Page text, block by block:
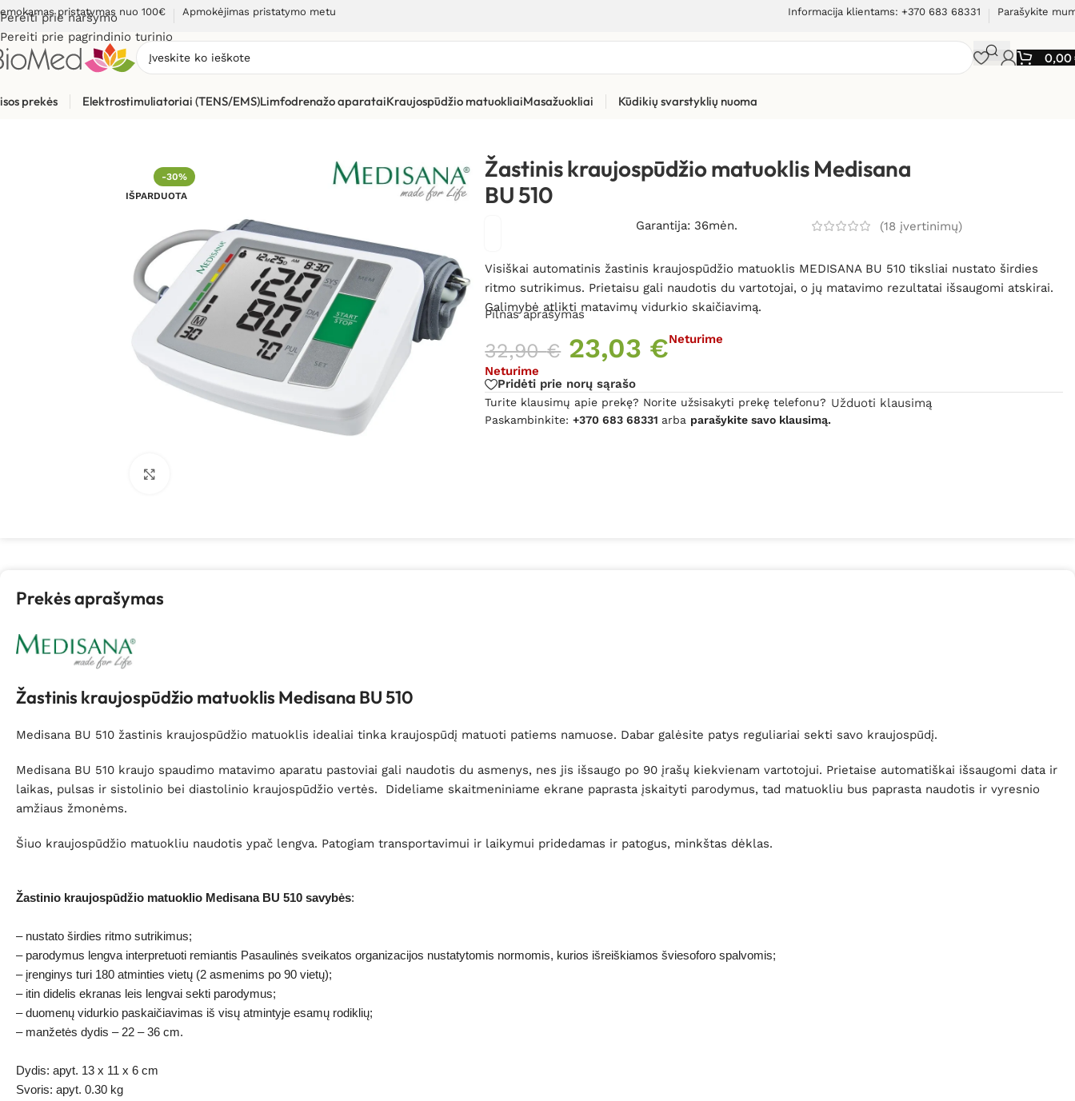
Pereiti prie naršymo
Pereiti prie pagrindinio turinio
pristatymas nuo 100€ Apmokėjimas pristatymo metu Informacija klientams: +370 683 68331 Parašykite
0,00
prekės Elektrostimuliatoriai (TENS/EMS)Limfodrenažo aparataiKraujospūdžio matuokliaiMasažuokliai Kūdikių svarstyklių nuoma
Sveikatos priežiūrai Žastinis kraujospūdžio matuoklis Medisana BU 510
-30%
IŠPARDUOTA
Žastinis kraujospūdžio matuoklis Medisana
BU 510
Garantija: 36mėn. (18įvertinimų)
Visiškai automatinis žastinis kraujospūdžio matuoklis MEDISANA BU 510 tiksliai nustato širdies
ritmo sutrikimus. Prietaisu gali naudotis du vartotojai, o jų matavimo rezultatai išsaugomi atskirai.
Galimybė atlikti matavimų vidurkio skaičiavimą.
Pilnas aprašymas
32,90€ 23,03 €Neturime
Neturime
Pridėti prie norų sąrašo
Turite klausimų apie prekę? Norite užsisakyti prekę telefonu?
Paskambinkite:+370 683 68331 arba parašykite savo klausimą.
Užduoti klausimą
Prekės aprašymas
Žastinis kraujospūdžio matuoklis Medisana BU 510
Medisana BU 510 žastinis kraujospūdžio matuoklis idealiai tinka kraujospūdį matuoti patiems namuose. Dabar galėsite patys reguliariai sekti savo kraujospūdį.
Medisana BU 510 kraujo spaudimo matavimo aparatu pastoviai gali naudotis du asmenys, nes jis išsaugo po 90 įrašų kiekvienam vartotojui. Prietaise automatiškai išsaugomi data ir
laikas, pulsas ir sistolinio bei diastolinio kraujospūdžio vertės. Dideliame skaitmeniniame ekrane paprasta įskaityti parodymus, tad matuokliu bus paprasta naudotis ir vyresnio
amžiaus žmonėms.
Šiuo kraujospūdžio matuokliu naudotis ypač lengva. Patogiam transportavimui ir laikymui pridedamas ir patogus, minkštas dėklas.
Žastinio kraujospūdžio matuoklio Medisana BU 510 savybės:
– nustato širdies ritmo sutrikimus;
– parodymus lengva interpretuoti remiantis Pasaulinės sveikatos organizacijos nustatytomis normomis, kurios išreiškiamos šviesoforo spalvomis;
– įrenginys turi 180 atminties vietų (2 asmenims po 90 vietų);
– itin didelis ekranas leis lengvai sekti parodymus;
– duomenų vidurkio paskaičiavimas iš visų atmintyje esamų rodiklių;
– manžetės dydis – 22 – 36 cm.
Dydis: apyt. 13 x 11 x 6 cm
Svoris: apyt. 0.30 kg